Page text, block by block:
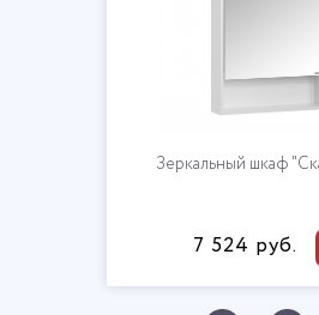
Зеркальный шкаф
7 524 руб.